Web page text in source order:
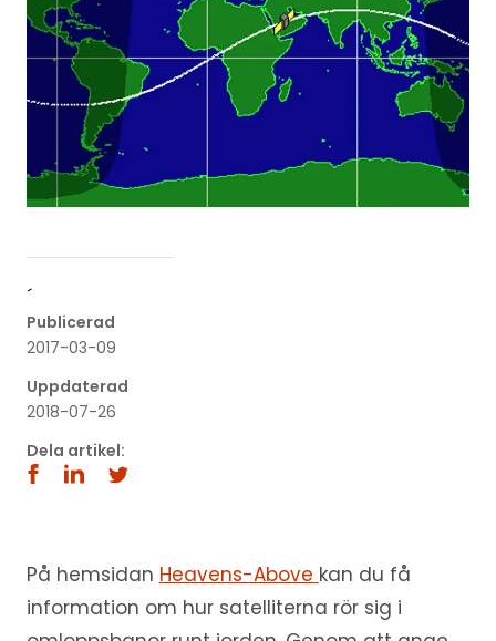
´
Publicerad
2017-03-09
Uppdaterad
2018-07-26
Dela artikel:
På hemsidan Heavens-Above kan du få
information om hur satelliterna rör sig i